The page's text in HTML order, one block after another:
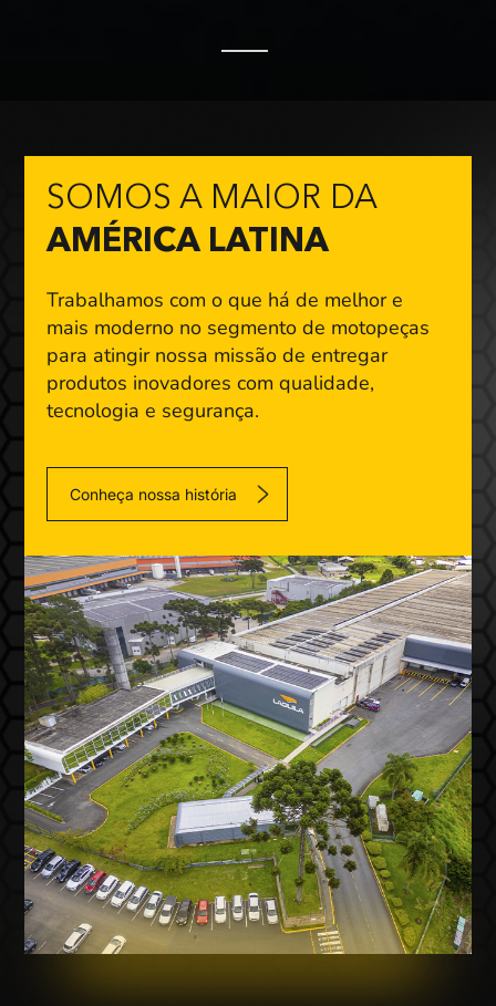
SOMOS A MAIOR DA
AMÉRICA LATINA
Trabalhamos com o que há de melhor e
mais moderno no segmento de motopeças
para atingir nossa missão de entregar
produtos inovadores com qualidade,
tecnologia e segurança.
Conheça nossa história